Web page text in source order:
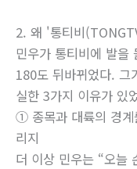
2. 왜 '통티비
민우가 통티비에 발을
180도 뒤바뀌었다. 그
실한 3가지 이유가 있
① 종목과 대륙의 경
리지
더 이상 민우는 “오늘